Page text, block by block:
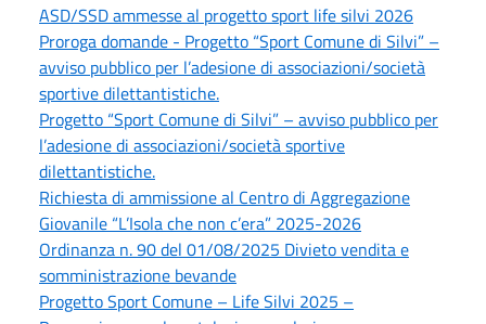
ASD/SSD ammesse al progetto sport life silvi 2026
Proroga domande - Progetto “Sport Comune di Silvi” –
avviso pubblico per l’adesione di associazioni/società
sportive dilettantistiche.
Progetto “Sport Comune di Silvi” – avviso pubblico per
l’adesione di associazioni/società sportive
dilettantistiche.
Richiesta di ammissione al Centro di Aggregazione
Giovanile “L’Isola che non c’era” 2025-2026
Ordinanza n. 90 del 01/08/2025 Divieto vendita e
somministrazione bevande
Progetto Sport Comune – Life Silvi 2025 –